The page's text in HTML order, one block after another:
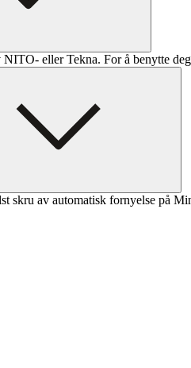
eller Tekna. For å benytte
skru av automatisk fornyelse på